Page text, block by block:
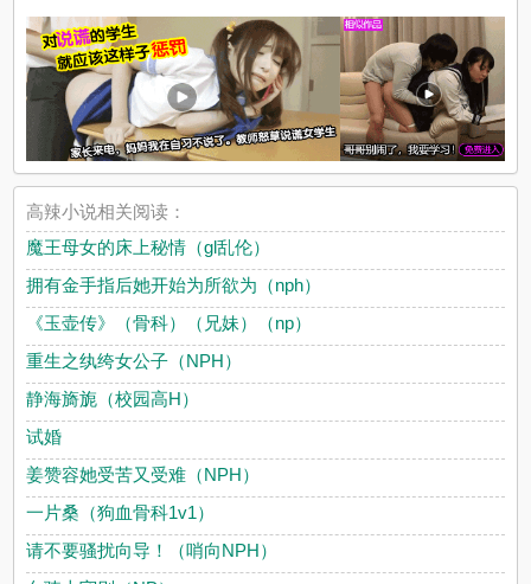
高辣小说相关阅读：
魔王母女的床上秘情（gl乱伦）
拥有金手指后她开始为所欲为（nph）
《玉壶传》（骨科）（兄妹）（np）
重生之纨绔女公子（NPH）
静海旖旎（校园高H）
试婚
姜赞容她受苦又受难（NPH）
一片桑（狗血骨科1v1）
请不要骚扰向导！（哨向NPH）